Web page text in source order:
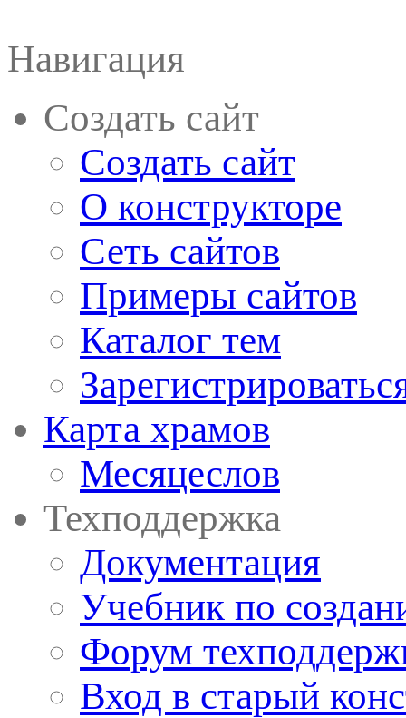
Навигация
Создать сайт
Создать сайт
О конструкторе
Сеть сайтов
Примеры сайтов
Каталог тем
Карта храмов
Месяцеслов
Техподдержка
Документация
Учебник по
Форум
Вход в старый